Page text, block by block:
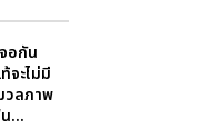
อกัน
จะไม่มี
วลภาพ
...